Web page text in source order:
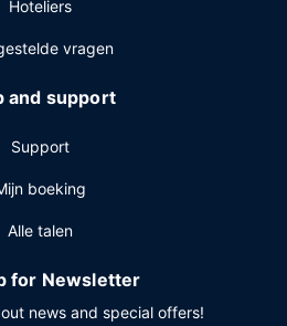
Hoteliers
vragen
and support
Support
boeking
Alle talen
for Newsletter
news and special offers!